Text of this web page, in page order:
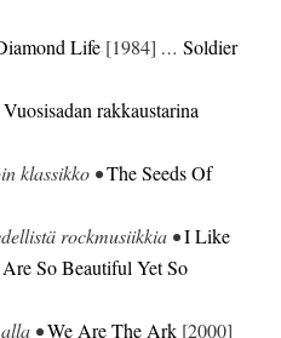
Life [1984] …Soldier
Vuosisadan rakkaustarina
klassikko •The Seeds Of
rockmusiikkia •I Like
So Beautiful Yet So
alla •We Are The Ark [2000]